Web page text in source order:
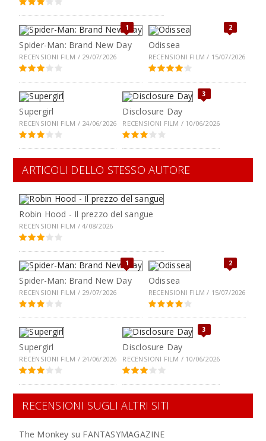
1
Spider-Man: Brand New Day
RECENSIONI FILM / 29/07/2026
2
Odissea
RECENSIONI FILM / 15/07/2026
Supergirl
RECENSIONI FILM / 24/06/2026
3
Disclosure Day
RECENSIONI FILM / 10/06/2026
ARTICOLI DELLO STESSO AUTORE
Robin Hood - Il prezzo del sangue
RECENSIONI FILM / 4/08/2026
1
Spider-Man: Brand New Day
RECENSIONI FILM / 29/07/2026
2
Odissea
RECENSIONI FILM / 15/07/2026
Supergirl
RECENSIONI FILM / 24/06/2026
3
Disclosure Day
RECENSIONI FILM / 10/06/2026
RECENSIONI SUGLI ALTRI SITI
The Monkey su FANTASYMAGAZINE